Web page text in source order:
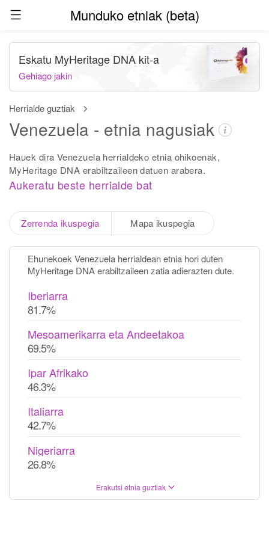
Munduko etniak (beta)
Herrialde guztiak
Venezuela - etnia nagusiak
Hauek dira Venezuela herrialdeko etnia ohikoenak,
MyHeritage DNA erabiltzaileen datuen arabera.
Aukeratu beste herrialde bat
Eskatu MyHeritage DNA kit-a
Gehiago jakin
Zerrenda ikuspegia Mapa ikuspegia
Ehunekoek Venezuela herrialdean etnia hori duten
MyHeritage DNA erabiltzaileen zatia adierazten dute.
Iberiarra
81.7%
Mesoamerikarra eta Andeetakoa
69.5%
Ipar Afrikako
46.3%
Italiarra
42.7%
Nigeriarra
26.8%
Erakutsi etnia guztiak